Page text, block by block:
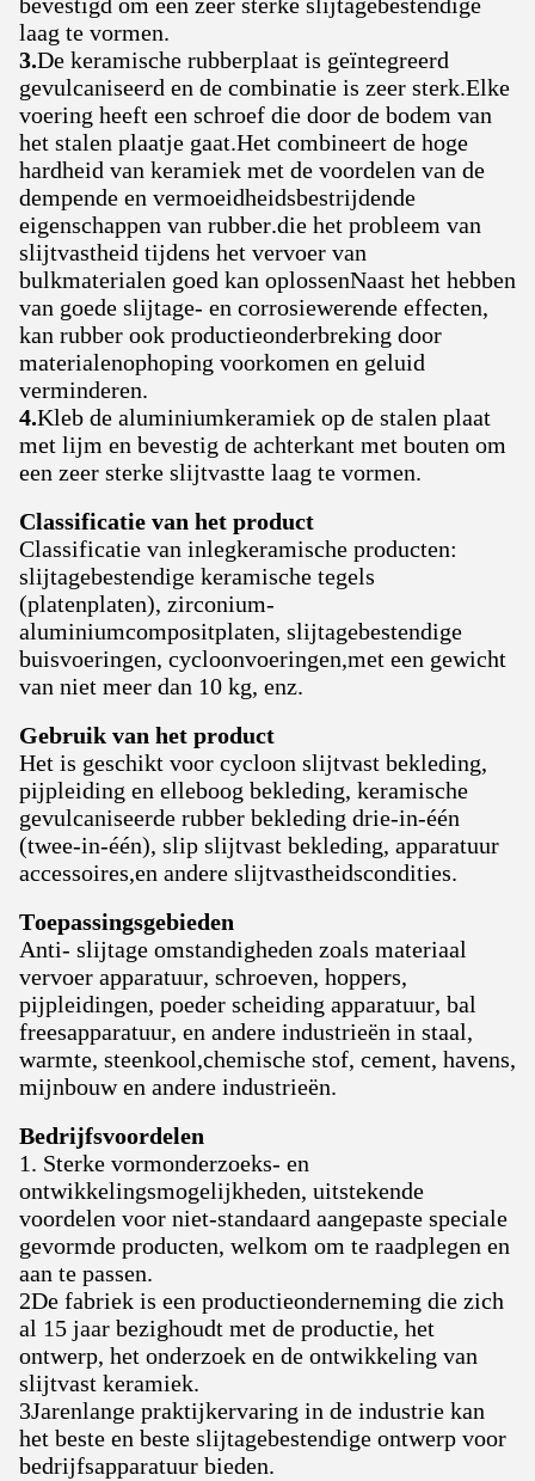
bevestigd om een zeer sterke slijtagebestendige
laag te vormen.
3.De keramische rubberplaat is geïntegreerd
gevulcaniseerd en de combinatie is zeer sterk.Elke
voering heeft een schroef die door de bodem van
het stalen plaatje gaat.Het combineert de hoge
hardheid van keramiek met de voordelen van de
dempende en vermoeidheidsbestrijdende
eigenschappen van rubber.die het probleem van
slijtvastheid tijdens het vervoer van
bulkmaterialen goed kan oplossenNaast het hebben
van goede slijtage- en corrosiewerende effecten,
kan rubber ook productieonderbreking door
materialenophoping voorkomen en geluid
verminderen.
4.Kleb de aluminiumkeramiek op de stalen plaat
met lijm en bevestig de achterkant met bouten om
een zeer sterke slijtvastte laag te vormen.
Classificatie van het product
Classificatie van inlegkeramische producten:
slijtagebestendige keramische tegels
(platenplaten), zirconium-
aluminiumcompositplaten, slijtagebestendige
buisvoeringen, cycloonvoeringen,met een gewicht
van niet meer dan 10 kg, enz.
Gebruik van het product
Het is geschikt voor cycloon slijtvast bekleding,
pijpleiding en elleboog bekleding, keramische
gevulcaniseerde rubber bekleding drie-in-één
(twee-in-één), slip slijtvast bekleding, apparatuur
accessoires,en andere slijtvastheidscondities.
Toepassingsgebieden
Anti- slijtage omstandigheden zoals materiaal
vervoer apparatuur, schroeven, hoppers,
pijpleidingen, poeder scheiding apparatuur, bal
freesapparatuur, en andere industrieën in staal,
warmte, steenkool,chemische stof, cement, havens,
mijnbouw en andere industrieën.
Bedrijfsvoordelen
1. Sterke vormonderzoeks- en
ontwikkelingsmogelijkheden, uitstekende
voordelen voor niet-standaard aangepaste speciale
gevormde producten, welkom om te raadplegen en
aan te passen.
2De fabriek is een productieonderneming die zich
al 15 jaar bezighoudt met de productie, het
ontwerp, het onderzoek en de ontwikkeling van
slijtvast keramiek.
3Jarenlange praktijkervaring in de industrie kan
het beste en beste slijtagebestendige ontwerp voor
bedrijfsapparatuur bieden.